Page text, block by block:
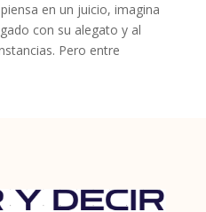
en un juicio, imagina
con su alegato y al
Pero entre